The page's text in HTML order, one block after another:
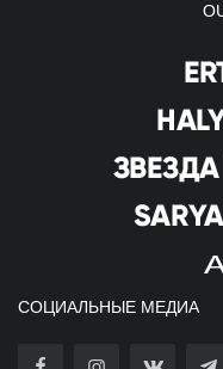
СОЦИАЛЬНЫЕ МЕДИА